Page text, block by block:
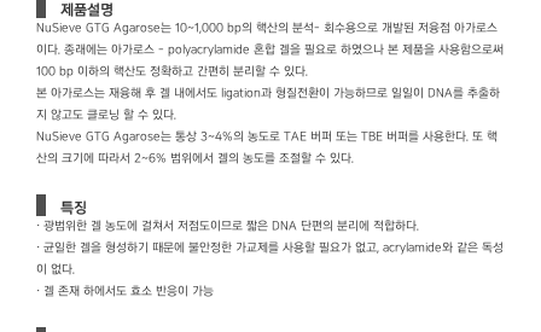
제품설명
NuSieve GTG Agarose는 10~1,000 bp의 핵산의 분석- 회수용으로 개발된 저융점 아가로스
이다. 종래에는 아가로스 - polyacrylamide 혼합 겔을 필요로 하였으나 본 제품을 사용함으로써
100 bp 이하의 핵산도 정확하고 간편히 분리할 수 있다.
본 아가로스는 재융해 후 겔 내에서도 ligation과 형질전환이 가능하므로 일일이 DNA를 추출하
지 않고도 클로닝 할 수 있다.
NuSieve GTG Agarose는 통상 3~4%의 농도로 TAE 버퍼 또는 TBE 버퍼를 사용한다. 또 핵
산의 크기에 따라서 2~6% 범위에서 겔의 농도를 조절할 수 있다.
특징
· 광범위한 겔 농도에 걸쳐서 저점도이므로 짧은 DNA 단편의 분리에 적합하다.
· 균일한 겔을 형성하기 때문에 불안정한 가교제를 사용할 필요가 없고, acrylamide와 같은 독성
이 없다.
· 겔 존재 하에서도 효소 반응이 가능